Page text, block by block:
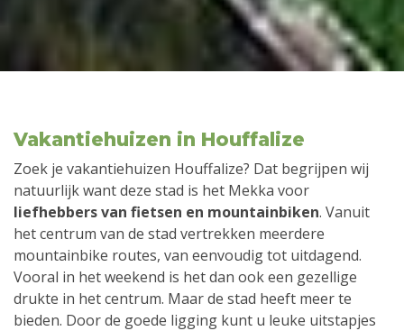
Vakantiehuizen in Houffalize
Zoek je vakantiehuizen Houffalize? Dat begrijpen wij
natuurlijk want deze stad is het Mekka voor
liefhebbers van fietsen en mountainbiken. Vanuit
het centrum van de stad vertrekken meerdere
mountainbike routes, van eenvoudig tot uitdagend.
Vooral in het weekend is het dan ook een gezellige
drukte in het centrum. Maar de stad heeft meer te
bieden. Door de goede ligging kunt u leuke uitstapjes